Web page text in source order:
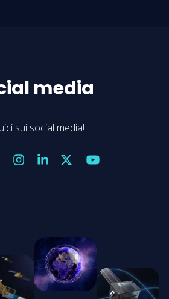
media
sui social media!